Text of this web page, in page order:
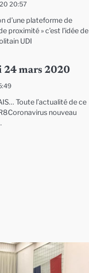
20:57
d’une plateforme de
proximité » c’est l’idée de
UDI
24 mars 2020
Toute l’actualité de ce
nouveau